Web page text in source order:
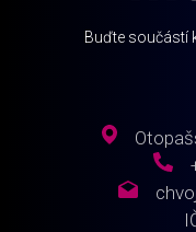
Buďte součástí